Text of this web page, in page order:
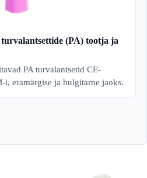
(PA) tootja ja
PA turvalantsetid CE-
i, eramärgise ja hulgitarne jaoks.